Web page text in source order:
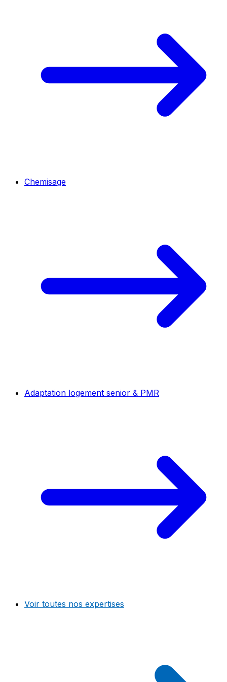
Chemisage
Adaptation logement senior & PMR
Voir toutes nos expertises